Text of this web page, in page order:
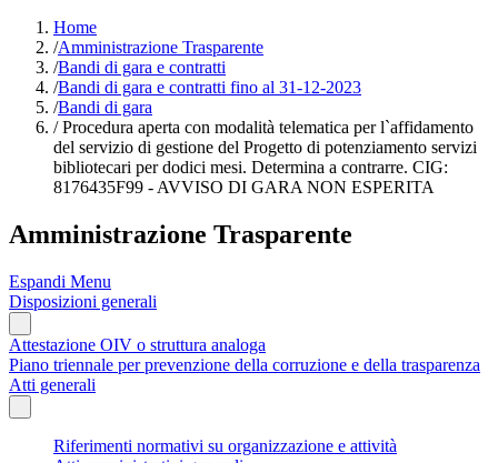
Home
/Amministrazione Trasparente
/Bandi di gara e contratti
/Bandi di gara e contratti fino al 31-12-2023
/Bandi di gara
/Procedura aperta con modalità telematica per l`affidamento
del servizio di gestione del Progetto di potenziamento servizi
bibliotecari per dodici mesi. Determina a contrarre. CIG:
8176435F99 - AVVISO DI GARA NON ESPERITA
Amministrazione Trasparente
Espandi Menu
Disposizioni generali
Attestazione OIV o struttura analoga
Piano triennale per prevenzione della corruzione e della trasparenza
Atti generali
Riferimenti normativi su organizzazione e attività